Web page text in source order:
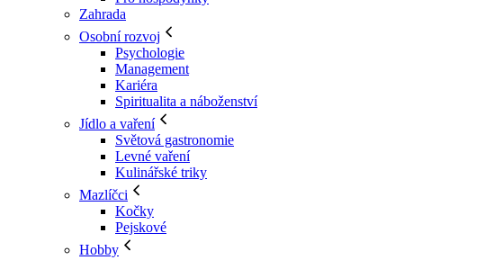
Zahrada
Osobní rozvoj
Psychologie
Management
Kariéra
Spiritualita a náboženství
Jídlo a vaření
Světová gastronomie
Levné vaření
Kulinářské triky
Mazlíčci
Kočky
Pejskové
Hobby